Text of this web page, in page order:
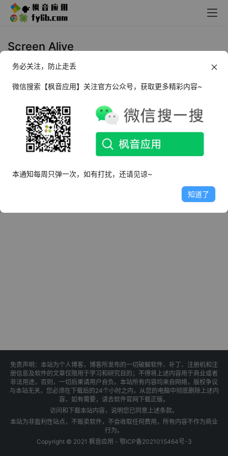
Screen Alive
_v3.2.3
2025年3月5日
免责声明：本站为个人博客，博客所发布的一切破解软件、补丁、注册机和注
册信息及软件的文章仅限用于学习和研究目的；不得将上述内容用于商业或者
非法用途，否则，一切后果请用户自负。本站所有内容均来自网络，版权争议
与本站无关，您必须在下载后的24个小时之内，从您的电脑中彻底删除上述内
容，如有需要，请去软件官网下载正版。
访问和下载本站内容，说明您已同意上述条款。
本站为非盈利性站点，不贩卖软件，不会收取任何费用，所有内容不作为商业
行为。
Copyright © 2021 枫音应用 - 鄂ICP备2021015464号-3
务必关注，防止走丢
微信搜索【枫音应用】关注官方公众号，获取更多精彩内容~
本通知每周只弹一次，如有打扰，还请见谅~
知道了